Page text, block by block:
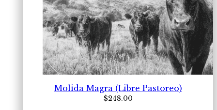
Molida Magra (Libre Pastoreo)
$248.00